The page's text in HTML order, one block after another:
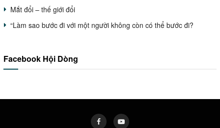
Mắt đổi – thế giới đổi
“Làm sao bước đi với một người không còn có thể bước đi?
Facebook Hội Dòng